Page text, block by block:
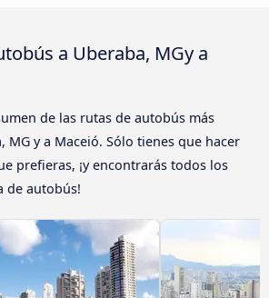
a Uberaba, MGy a
de las rutas de autobús más
MG y a Maceió. Sólo tienes que hacer
prefieras, ¡y encontrarás todos los
de autobús!